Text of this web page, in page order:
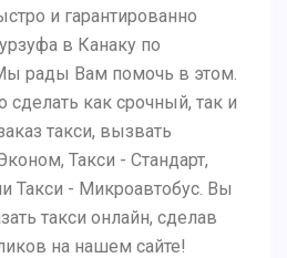
и гарантированно
в Канаку по
рады Вам помочь в этом.
как срочный, так и
такси, вызвать
Такси - Стандарт,
Такси - Микроавтобус. Вы
такси онлайн, сделав
на нашем сайте!